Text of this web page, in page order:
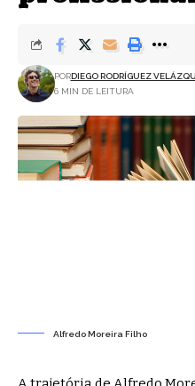
PORDIEGO RODRÍGUEZ
6 MIN DE LEITURA
Alfredo Moreira Filho